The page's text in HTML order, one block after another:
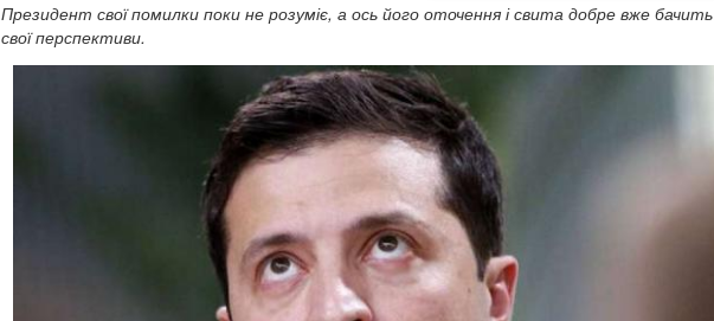
Президент свої помилки поки не розуміє, а ось його оточення і свита добре вже бачить
свої перспективи.